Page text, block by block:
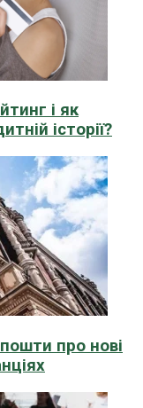
і як
історії?
про нові